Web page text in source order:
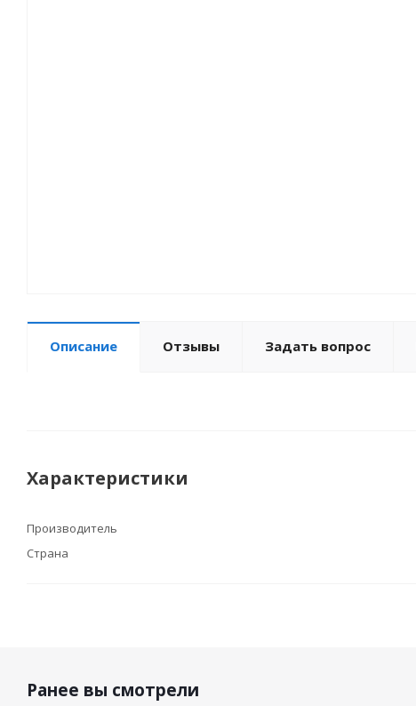
Описание Отзывы Задать вопрос
Характеристики
Производитель
Страна
Ранее вы смотрели